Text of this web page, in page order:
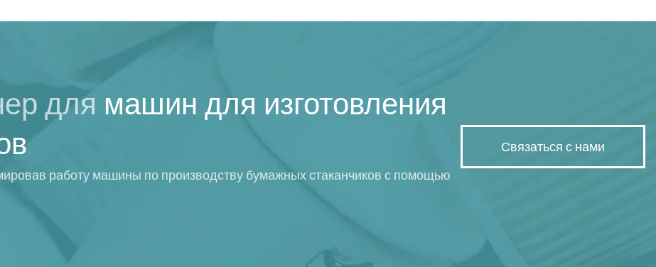
для машин для изготовления
работу машины по производству бумажных стаканчиков с помощью
Связаться с нами